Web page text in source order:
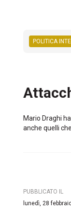
POLITICA
Mario Draghi
anche quelli
PUBBLICATO IL
lunedì, 28